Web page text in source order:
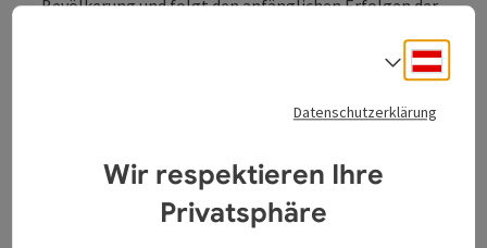
Bevölkerung und folgt den anfänglichen Erfolgen der
scheiternde Belagerung des Linzer Schlosses bis hin
zu ihren verheerenden Niederlagen im November des
Jahres. Den sechs Monaten des bewaffneten
Aufstandes folgten 400 Jahre der Geschichte und
Ereignisse des Aufstandes vor dem Hinter­grund
wechselnder Interessen stets neu gedeutet und zum
Gegen­stand politischer Instrument­alisierung
Datenschutzerklärung
Wir respektieren Ihre
Privatsphäre